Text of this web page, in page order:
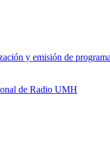
y emisión de
de Radio UMH